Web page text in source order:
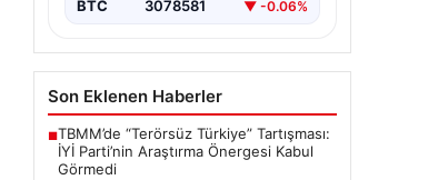
BTC 3078581 ▼ -0.06%
Son Eklenen Haberler
■TBMM’de “Terörsüz Türkiye” Tartışması:
İYİ Parti’nin Araştırma Önergesi Kabul
Görmedi